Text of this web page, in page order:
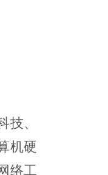
、
机硬
络工